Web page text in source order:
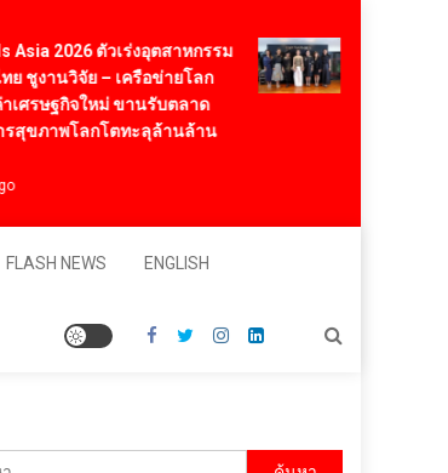
2026 ตัวเร่งอุตสาหกรรม
นวิจัย – เครือข่ายโลก
ษฐกิจใหม่ ขานรับตลาด
าพโลกโตทะลุล้านล้าน
มาสเตอร์พีซคอ
FLASH NEWS ENGLISH
ค้นหา